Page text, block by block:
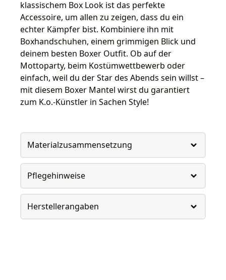
klassischem Box Look ist das perfekte
Accessoire, um allen zu zeigen, dass du ein
echter Kämpfer bist. Kombiniere ihn mit
Boxhandschuhen, einem grimmigen Blick und
deinem besten Boxer Outfit. Ob auf der
Mottoparty, beim Kostümwettbewerb oder
einfach, weil du der Star des Abends sein willst –
mit diesem Boxer Mantel wirst du garantiert
zum K.o.-Künstler in Sachen Style!
Materialzusammensetzung
Pflegehinweise
Herstellerangaben